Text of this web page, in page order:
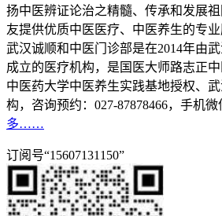
扬中医辨证论治之精髓、传承和发展
友提供优质中医医疗、中医养生的专业
武汉诚顺和中医门诊部是在2014年由
成立的医疗机构，是国医大师路志正
中医药大学中医养生实践基地授权、
构，咨询预约：027-87878466，手机微
多……
订阅号“15607131150”